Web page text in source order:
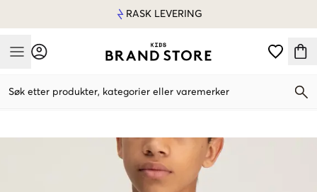
RASK LEVERING
Mobile Menu
Søk etter produkter, kategorier eller varemerker